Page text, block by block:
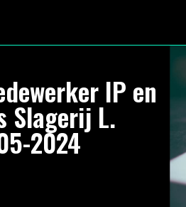
IP en
Slagerij L.
2024